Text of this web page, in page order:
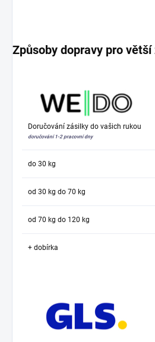
Způsoby dopravy pro
Doručování zásilky do vašich rukou
doručování 1-2 pracovní dny
do 30 kg
od 30 kg do 70 kg
od 70 kg do 120 kg
+ dobírka